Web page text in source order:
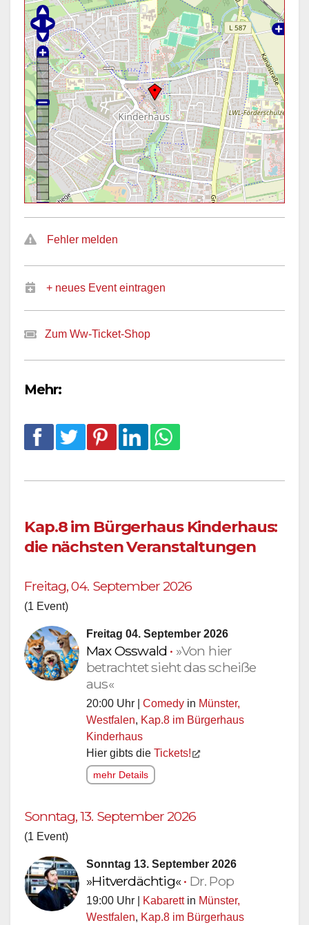
Fehler melden
+ neues Event eintragen
Zum Ww-Ticket-Shop
Mehr:
Kap.8 im Bürgerhaus Kinderhaus:
die nächsten Veranstaltungen
Freitag, 04. September 2026
(1 Event)
Freitag 04. September 2026
Max Osswald • »Von hier
betrachtet sieht das scheiße
aus«
20:00 Uhr | Comedy in Münster,
Westfalen, Kap.8 im Bürgerhaus
Kinderhaus
Hier gibts die Tickets!
mehr Details
Sonntag, 13. September 2026
(1 Event)
Sonntag 13. September 2026
»Hitverdächtig«• Dr. Pop
19:00 Uhr | Kabarettin Münster,
Westfalen, Kap.8 im Bürgerhaus